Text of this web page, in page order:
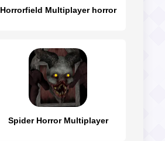
Horrorfield Multiplayer horror
Spider Horror Multiplayer